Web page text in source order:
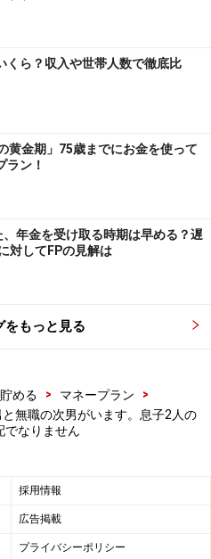
を目的としており、特定の金融
はありません。
ご判断はご自身の責任において
ては十分に配慮しております
なく、これに基づく損失・損害
負いません。
ず各金融機関やサービス提供者
券1000円分プレゼント
モニター企画に参加が可能に
くら？収入や世帯人数で徹底比
黄金期」75歳までにお金を使って
ラン！
年金を受け取る時期は早める？遅
対してFPの見解は
をもっと見る
貯める > マネープラン
>
無職の次男がいます。息子2人の
でなりません
採用情報
広告掲載
プライバシーポリシー